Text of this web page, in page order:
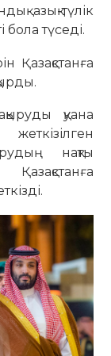
азық-түлік
түседі.
Қазақстанға
қуана
нақты